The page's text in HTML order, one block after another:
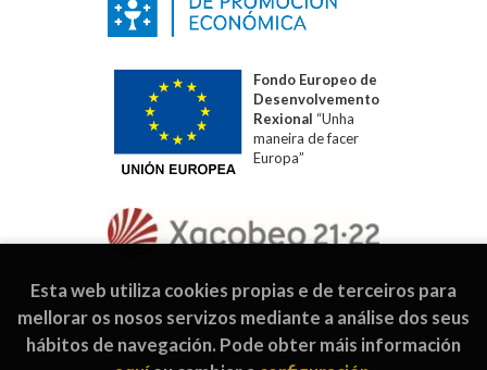
Fondo Europeo de
Desenvolvemento
Rexional “Unha
maneira de facer
Europa”
2026 ©Editorial Galaxia . Todos os dereitos reservados |
Esta web utiliza cookies propias e de terceiros para
mellorar os nosos servizos mediante a análise dos seus
hábitos de navegación. Pode obter máis información